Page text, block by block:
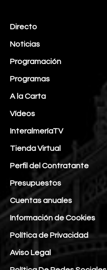
Directo
Noticias
Programación
Programas
A la Carta
Vídeos
InteralmeríaTV
Tienda Virtual
Perfil del Contratante
Presupuestos
Cuentas anuales
Información de Cookies
Política de Privacidad
Aviso Legal